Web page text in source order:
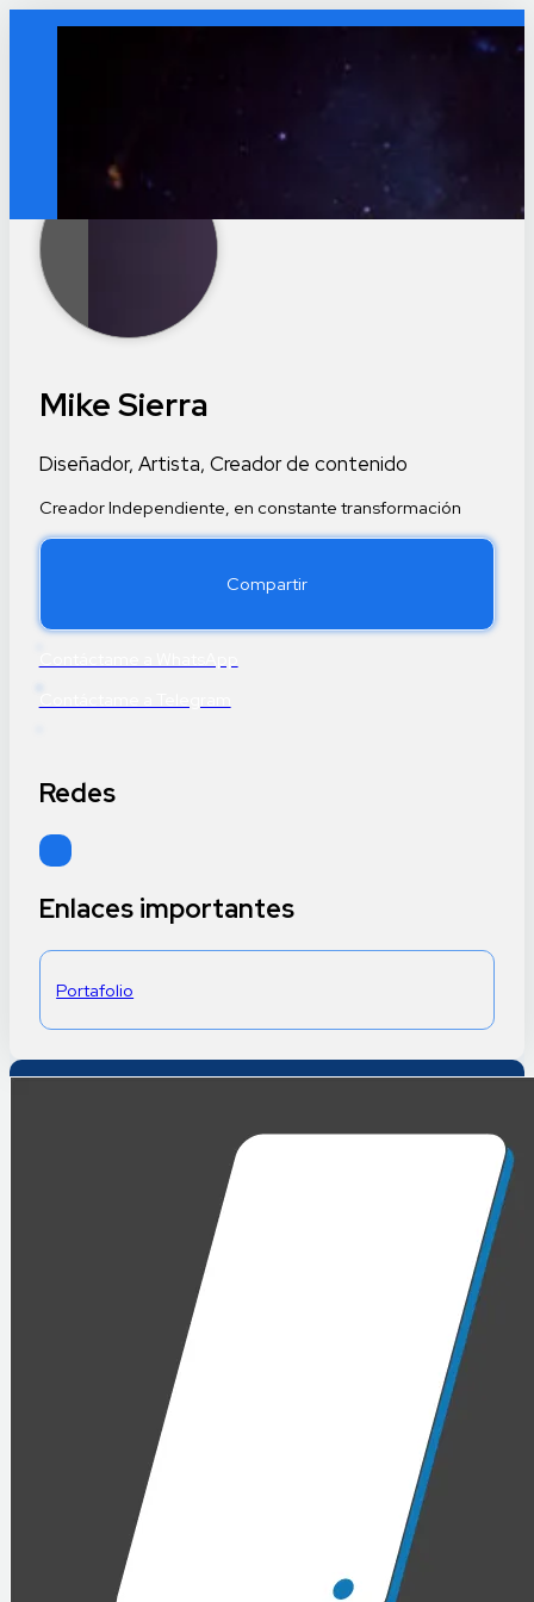
Mike Sierra
Diseñador, Artista, Creador de contenido
Creador Independiente, en constante transformación
Compartir
Redes
Sígueme en Instagram
Enlaces importantes
Portafolio